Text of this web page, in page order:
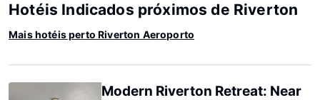
Hotéis Indicados próximos de Riverton
Mais hotéis perto Riverton Aeroporto
Modern Riverton Retreat: Near